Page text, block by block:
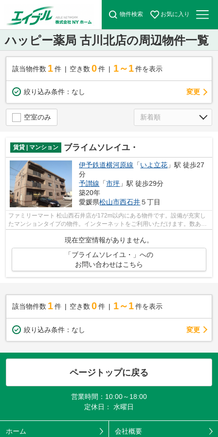
物件検索 お気に入り
ハッピー薬局 古川北店の周辺物件一覧
該当物件数 1件 空き数 0 件 1～1 件を表示
絞り込み条件： なし 変更
空室のみ
賃貸 | マンション ブライムソレイユ・
伊予鉄道横河原線 「いよ立花 」駅 徒歩27
分
予讃線 「市坪 」駅 徒歩29分
築20年
愛媛県松山市西石井５丁目
ファミリーマート 松山西石井店が172m以内にある物件です。設備が充実し
たマンションタイプの物件。インターネットをご利用いただけます。数ある
不動産物件の中からお客様の求めの条件...
現在空室情報がありません。
「ブライムソレイユ・」への
お問い合わせはこちら
該当物件数 1件 空き数 0 件 1～1 件を表示
絞り込み条件： なし 変更
ページトップに戻る
営業時間：10:00～18:00
定休日： 水曜日
ホーム 会社概要